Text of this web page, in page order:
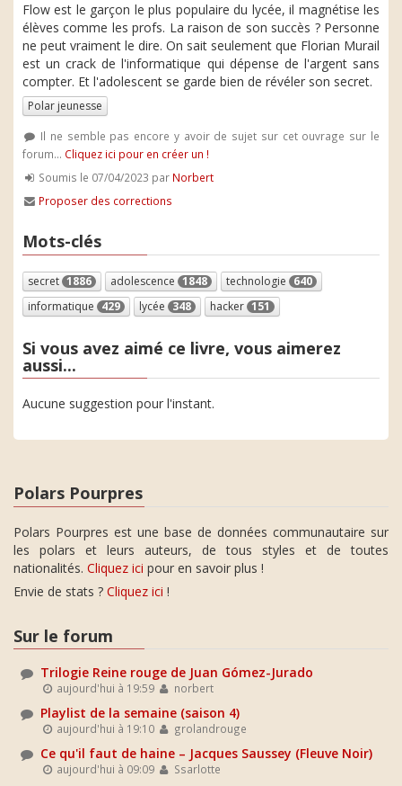
Flow est le garçon le plus populaire du lycée, il magnétise les
élèves comme les profs. La raison de son succès ? Personne
ne peut vraiment le dire. On sait seulement que Florian Murail
est un crack de l'informatique qui dépense de l'argent sans
compter. Et l'adolescent se garde bien de révéler son secret.
Polar jeunesse
Il ne semble pas encore y avoir de sujet sur cet ouvrage sur le
forum... Cliquez ici pour en créer un !
Soumis le 07/04/2023 par Norbert
Proposer des corrections
Mots-clés
secret 1886 adolescence 1848 technologie 640
informatique 429 lycée 348 hacker 151
Si vous avez aimé ce livre, vous aimerez
aussi...
Aucune suggestion pour l'instant.
Polars Pourpres
Polars Pourpres est une base de données communautaire sur
les polars et leurs auteurs, de tous styles et de toutes
nationalités. Cliquez ici pour en savoir plus !
Envie de stats ? Cliquez ici !
Sur le forum
Trilogie Reine rouge de Juan Gómez-Jurado
aujourd'hui à 19:59 norbert
Playlist de la semaine (saison 4)
aujourd'hui à 19:10 grolandrouge
Ce qu'il faut de haine – Jacques Saussey (Fleuve Noir)
aujourd'hui à 09:09 Ssarlotte